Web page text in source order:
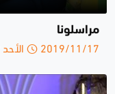
مراسلونا
2019/11/17 الأحد 18:39 م